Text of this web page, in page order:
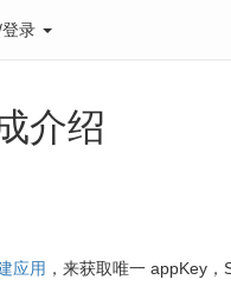
录
介绍
应用 ，来获取唯一 appKey，